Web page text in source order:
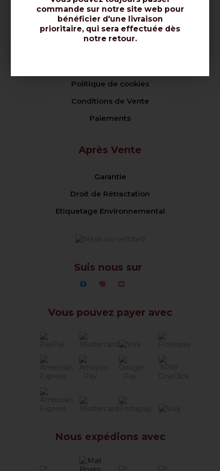
Avis / À Propos de Nous
Vente
Politique de cookies
Conditions de Vente
Paiements
Après Vente
Garantie
Droit de Rétractation
Etiquetage Environnemental
Suis nous sur
Vous pouvez payer avec
Nous expédions avec
commande sur notre site web pour
bénéficier d'une livraison
prioritaire, qui sera effectuée dès
notre retour.